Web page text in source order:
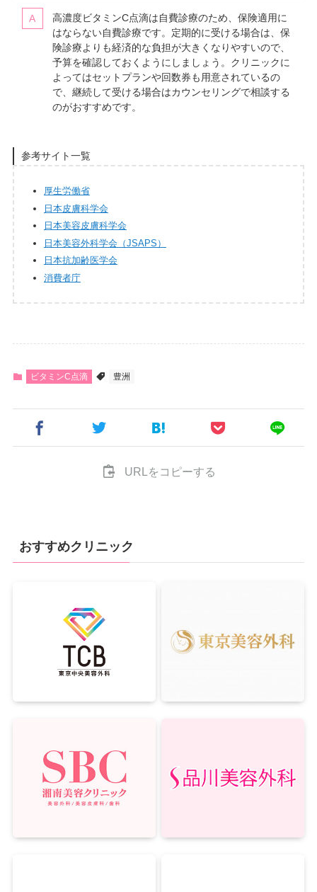
高濃度ビタミンC点滴は自費診療のため、保険適用に
はならない自費診療です。定期的に受ける場合は、保
険診療よりも経済的な負担が大きくなりやすいので、
予算を確認しておくようにしましょう。クリニックに
よってはセットプランや回数券も用意されているの
で、継続して受ける場合はカウンセリングで相談する
のがおすすめです。
参考サイト一覧
厚生労働省
日本皮膚科学会
日本美容皮膚科学会
日本美容外科学会（JSAPS）
日本抗加齢医学会
消費者庁
ビタミンC点滴 豊洲
URLをコピーする
おすすめクリニック